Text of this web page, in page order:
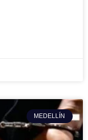
MEDELLÍN